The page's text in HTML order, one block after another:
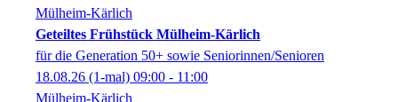
Mülheim-Kärlich
Geteiltes Frühstück Mülheim-Kärlich
für die Generation 50+ sowie Seniorinnen/Senioren
18.08.26 (1-mal) 09:00 - 11:00
Mülheim-Kärlich